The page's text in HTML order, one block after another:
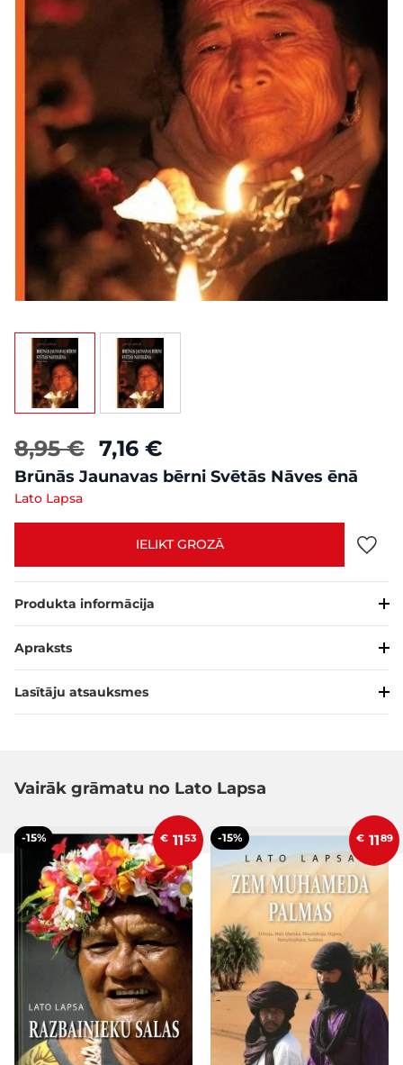
View larger imageView larger image
8,95 € 7,16 €
Brūnās Jaunavas bērni Svētās Nāves ēnā
Lato Lapsa
IELIKT GROZĀ
Produkta informācija
Apraksts
Lasītāju atsauksmes
Vairāk grāmatu no Lato Lapsa
-15% € 1153 -15% € 1189